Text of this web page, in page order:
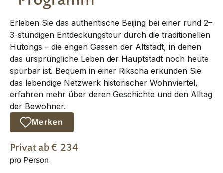
Erleben Sie das authentische Beijing bei einer rund 2–
3-stündigen Entdeckungstour durch die traditionellen
Hutongs – die engen Gassen der Altstadt, in denen
das ursprüngliche Leben der Hauptstadt noch heute
spürbar ist. Bequem in einer Rikscha erkunden Sie
das lebendige Netzwerk historischer Wohnviertel,
erfahren mehr über deren Geschichte und den Alltag
der Bewohner.
Merken
Privatab € 234
pro Person